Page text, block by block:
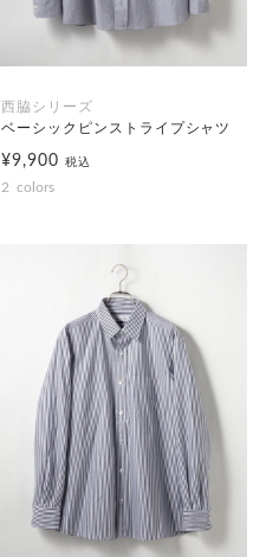
西脇シリーズ
ベーシックピンストライプシャツ
¥9,900 税込
2 colors